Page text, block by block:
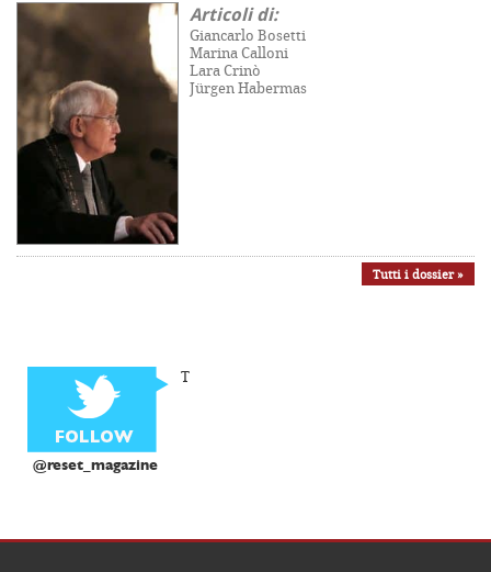
Articoli di:
Giancarlo Bosetti
Marina Calloni
Lara Crinò
Jürgen Habermas
Tutti i dossier »
@reset_magazine
T